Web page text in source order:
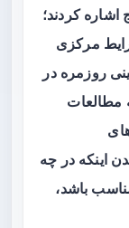
اشاره کردند؛
مرکزی
روزمره در
مطالعات
اینکه در چه
باشد،